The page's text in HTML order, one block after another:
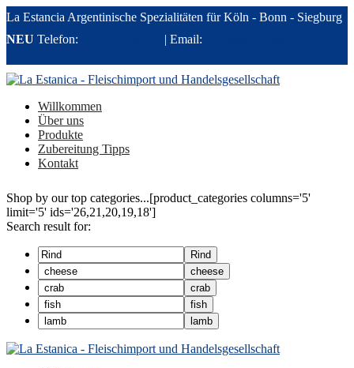
La Estancia Argentinische Spezialitäten für Köln - Bonn - Siegburg
NEU Telefon: | Email:
Willkommen
Über uns
Produkte
Zubereitung Tipps
Kontakt
Shop by our top categories...[product_categories columns='5'
limit='5' ids='26,21,20,19,18']
Search result for:
Rind
cheese
crab
fish
lamb